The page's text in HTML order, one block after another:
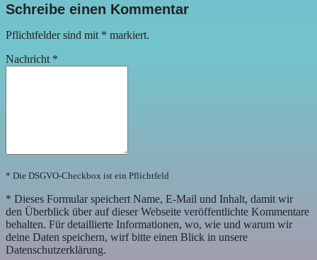
Schreibe einen Kommentar
Pflichtfelder sind mit * markiert.
Nachricht *
* Die DSGVO-Checkbox ist ein Pflichtfeld
* Dieses Formular speichert Name, E-Mail und Inhalt, damit wir
den Überblick über auf dieser Webseite veröffentlichte Kommentare
behalten. Für detaillierte Informationen, wo, wie und warum wir
deine Daten speichern, wirf bitte einen Blick in unsere
Datenschutzerklärung.